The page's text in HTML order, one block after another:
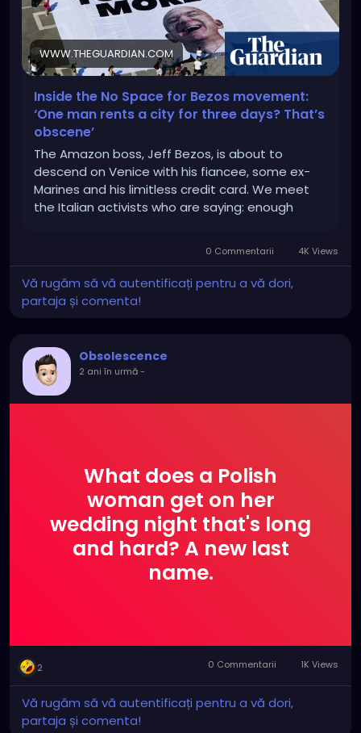
WWW.THEGUARDIAN.COM
Inside the No Space for Bezos movement:
‘One man rents a city for three days? That’s
obscene’
The Amazon boss, Jeff Bezos, is about to
descend on Venice with his fiancee, some ex-
Marines and his limitless credit card. We meet
the Italian activists who are saying: enough
0 Commentarii 4K Views
Vă rugăm să vă autentificați pentru a vă dori,
partaja și comenta!
Obsolescence
2 ani în urmă-
What does a Polish
woman get on her
wedding night that's long
and hard? A new last
name.
2 0 Commentarii 1K Views
Vă rugăm să vă autentificați pentru a vă dori,
partaja și comenta!